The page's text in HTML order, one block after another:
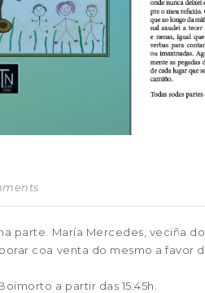
parte. María Mercedes, veciña do
coa venta do mesmo a favor
a partir das 15:45h.